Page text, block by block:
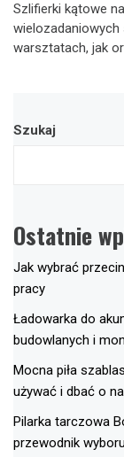
Szlifierki kątowe
warsztatach, jak
Szukaj
Ostatnie
Jak wybrać
pracy
Ładowarka do
budowlanych i
Mocna piła
używać i dbać o
Pilarka tarczowa
przewodnik wyboru